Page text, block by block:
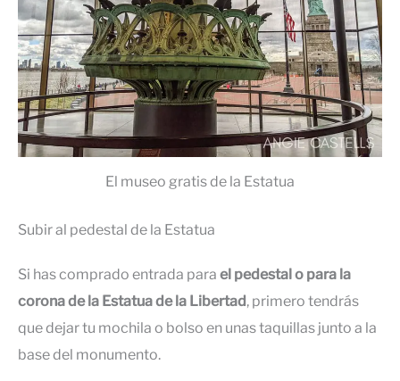
El museo gratis de la Estatua
Subir al pedestal de la Estatua
Si has comprado entrada para el pedestal o para la
corona de la Estatua de la Libertad, primero tendrás
que dejar tu mochila o bolso en unas taquillas junto a la
base del monumento.